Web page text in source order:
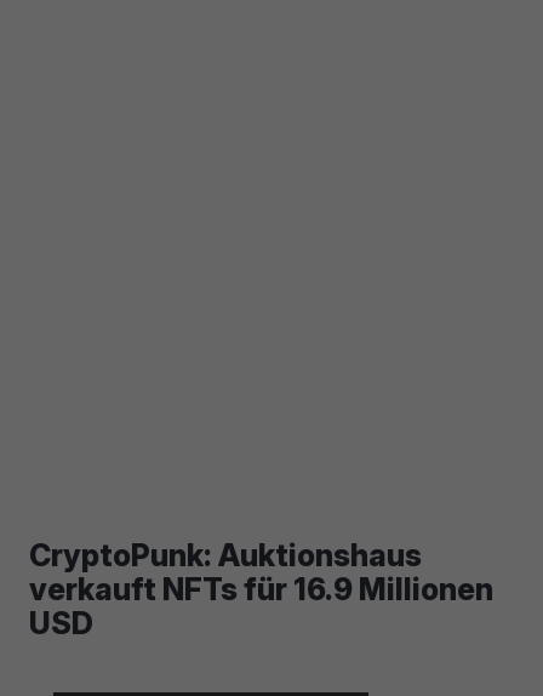
CryptoPunk: Auktionshaus
verkauft NFTs für 16.9 Millionen
USD